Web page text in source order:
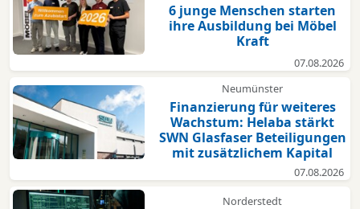
6 junge Menschen starten
ihre Ausbildung bei Möbel
Kraft
07.08.2026
Neumünster
Finanzierung für weiteres
Wachstum: Helaba stärkt
SWN Glasfaser Beteiligungen
mit zusätzlichem Kapital
07.08.2026
Norderstedt